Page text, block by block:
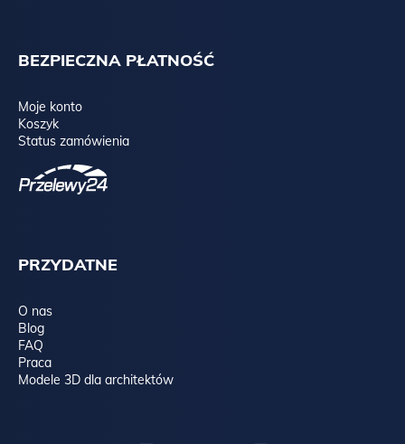
BEZPIECZNA PŁATNOŚĆ
Moje konto
Koszyk
Status zamówienia
PRZYDATNE
O nas
Blog
FAQ
Praca
Modele 3D dla architektów